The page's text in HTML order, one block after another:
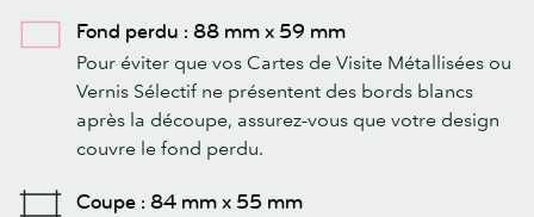
Fond perdu : 88 mm x 59 mm
Pour éviter que vos Cartes de Visite Métallisées ou
Vernis Sélectif ne présentent des bords blancs
après la découpe, assurez-vous que votre design
couvre le fond perdu.
Coupe : 84 mm x 55 mm